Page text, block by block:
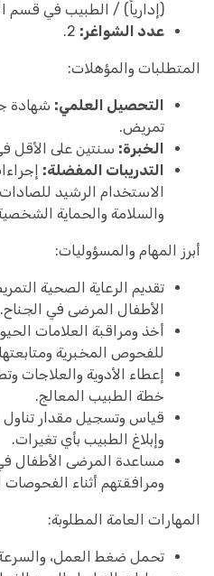
(إدارياً) / الطبيب في قسم
عدد الشواغر:
المتطلبات والمؤهلات:
التحصيل العلمي: شهادة
تمريض.
الخبرة: سنتين على الأقل
التدريبات المفضلة:
والسلامة والحماية
أبرز المهام والمسؤوليات:
تقديم الرعاية الصحية
الأطفال المرضى في الجناح.
أخذ ومراقبة العلامات
للفحوص المخبرية
إعطاء الأدوية والعلاجات
خطة الطبيب المعالج.
قياس وتسجيل مقدار تناول
وإبلاغ الطبيب بأي تغيرات.
مساعدة المرضى الأطفال
ومرافقتهم أثناء
المهارات العامة المطلوبة:
تحمل ضغط العمل، والسرعة